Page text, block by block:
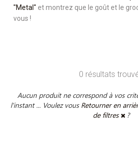
"Metal" et montrez que le goût et le
vous !
0 résultats
Aucun produit ne correspond à vos
l'instant ... Voulez vous Retourner en
de filtres
?